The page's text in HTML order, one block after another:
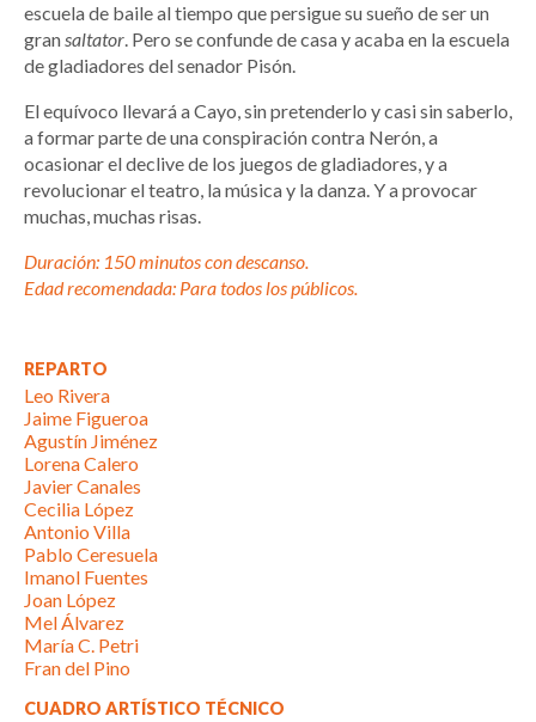
escuela de baile al tiempo que persigue su sueño de ser un
gransaltator. Pero se confunde de casa y acaba en la escuela
de gladiadores del senador Pisón.
El equívoco llevará a Cayo, sin pretenderlo y casi sin saberlo,
a formar parte de una conspiración contra Nerón, a
ocasionar el declive de los juegos de gladiadores, y a
revolucionar el teatro, la música y la danza. Y a provocar
muchas, muchas risas.
Duración: 150 minutos con descanso.
Edad recomendada: Para todos los públicos.
REPARTO
Leo Rivera
Jaime Figueroa
Agustín Jiménez
Lorena Calero
Javier Canales
Cecilia López
Antonio Villa
Pablo Ceresuela
Imanol Fuentes
Joan López
Mel Álvarez
María C. Petri
Fran del Pino
CUADRO ARTÍSTICO TÉCNICO